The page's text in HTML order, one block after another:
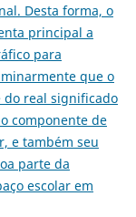
Desta forma, o
principal a
para
que o
real significado
componente de
e também seu
parte da
escolar em